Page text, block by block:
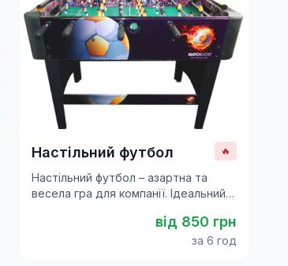
Настільний футбол 🔥
Настільний футбол – азартна та
весела гра для компанії. Ідеальний
від 850 грн
за 6 год